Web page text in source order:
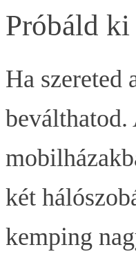
Próbáld
Ha szereted
beválthatod.
két
kemping